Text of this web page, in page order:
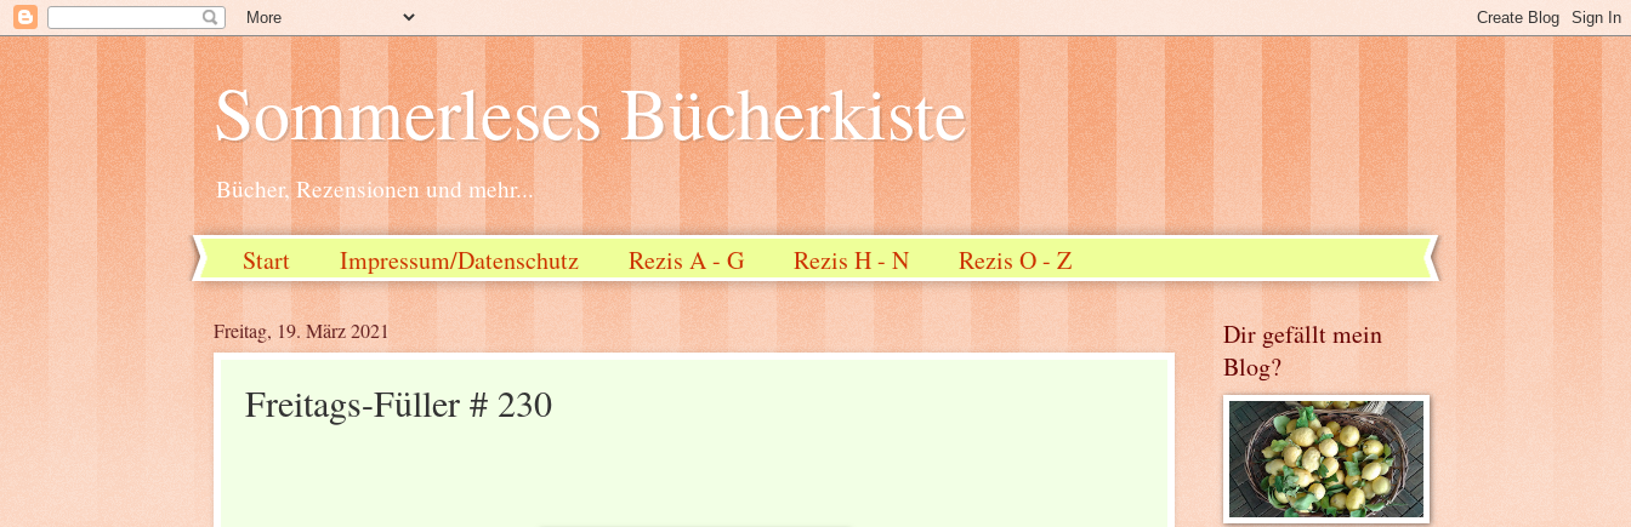
Sommerleses Bücherkiste
Bücher, Rezensionen und mehr...
Start Impressum/Datenschutz Rezis A - G Rezis H - N Rezis O - Z
Freitag, 19. März 2021
Freitags-Füller # 230
Dir gefällt mein
Blog?